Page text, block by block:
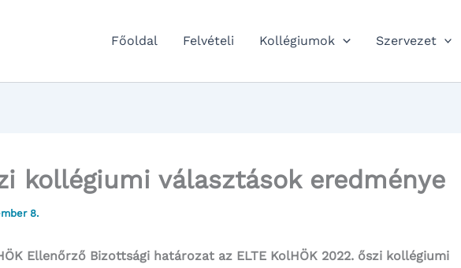
Főoldal Felvételi Kollégiumok Szervezet
kollégiumi választások eredménye
8.
Ellenőrző Bizottsági határozat az ELTE KolHÖK 2022. őszi kollégiumi